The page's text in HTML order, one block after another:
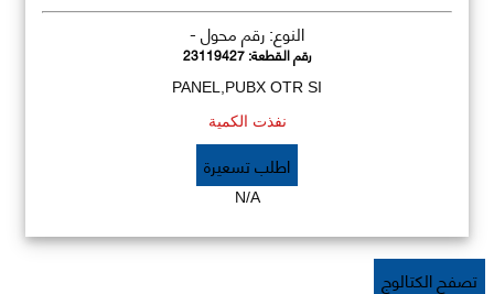
النوع: رقم محول -
رقم القطعة:23119427
PANEL,PUBX OTR SI
نفذت الكمية
اطلب تسعيرة
N/A
تصفح الكتالوج